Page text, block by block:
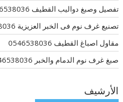
تفصيل وصبغ دواليب القطيف 0546538036
تصنيع غرف نوم فى الخبر العزيزية 0546538036
مقاول اصباغ القطيف 0546538036
صبغ غرف نوم الدمام والخبر 0546538036
الأرشيف